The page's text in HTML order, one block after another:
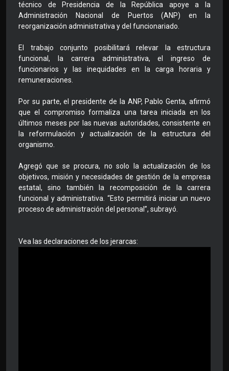
técnico de Presidencia de la República apoye a la
Administración Nacional de Puertos (ANP) en la
reorganización administrativa y del funcionariado.
El trabajo conjunto posibilitará relevar la estructura
funcional, la carrera administrativa, el ingreso de
funcionarios y las inequidades en la carga horaria y
remuneraciones.
Por su parte, el presidente de la ANP, Pablo Genta, afirmó
que el compromiso formaliza una tarea iniciada en los
últimos meses por las nuevas autoridades, consistente en
la reformulación y actualización de la estructura del
organismo.
Agregó que se procura, no solo la actualización de los
objetivos, misión y necesidades de gestión de la empresa
estatal, sino también la recomposición de la carrera
funcional y administrativa. “Esto permitirá iniciar un nuevo
proceso de administración del personal”, subrayó.
Vea las declaraciones de los jerarcas: